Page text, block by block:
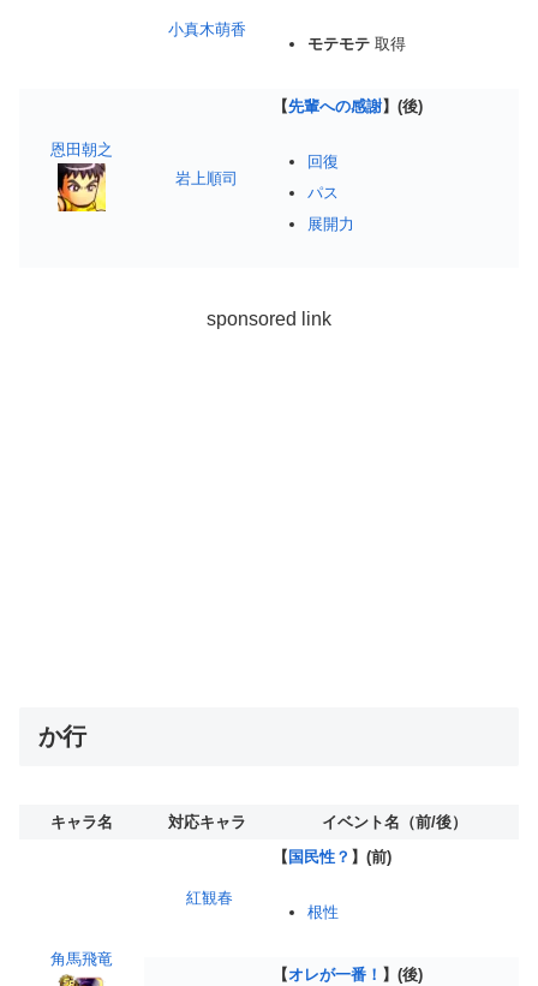
小真木萌香
モテモテ取得
恩田朝之
岩上順司
【先輩への感謝】(後)
回復
パス
展開力
sponsored link
か行
キャラ名 対応キャラ イベント名（前/後）
角馬飛竜
紅観春
【 国民性？ 】(前)
根性
【オレが一番！ 】(後)